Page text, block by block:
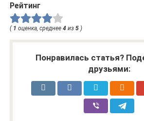
Рейтинг
( 1 оценка, среднее 4 из 5 )
Понравилась статья?
друзьями: